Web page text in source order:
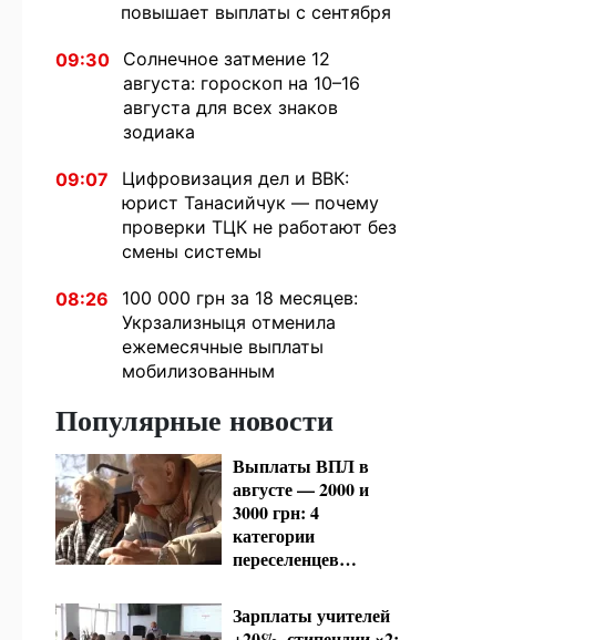
повышает выплаты с сентября
09:30
Солнечное затмение 12
августа: гороскоп на 10–16
августа для всех знаков
зодиака
09:07
Цифровизация дел и ВВК:
юрист Танасийчук — почему
проверки ТЦК не работают без
смены системы
08:26
100 000 грн за 18 месяцев:
Укрзализныця отменила
ежемесячные выплаты
мобилизованным
Популярные новости
Выплаты ВПЛ в
августе — 2000 и
3000 грн: 4
категории
переселенцев
обновить данные
Зарплаты учителей